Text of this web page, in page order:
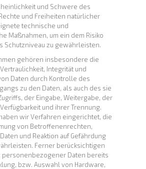
und Schwere des
und Freiheiten natürlicher
technische und
Maßnahmen, um ein dem Risiko
Schutzniveau zu gewährleisten.
gehören insbesondere die
Integrität und
Daten durch Kontrolle des
zu den Daten, als auch des sie
der Eingabe, Weitergabe, der
und ihrer Trennung.
wir Verfahren eingerichtet, die
von Betroffenenrechten,
und Reaktion auf Gefährdung
Ferner berücksichtigen
personenbezogener Daten bereits
bzw. Auswahl von Hardware,